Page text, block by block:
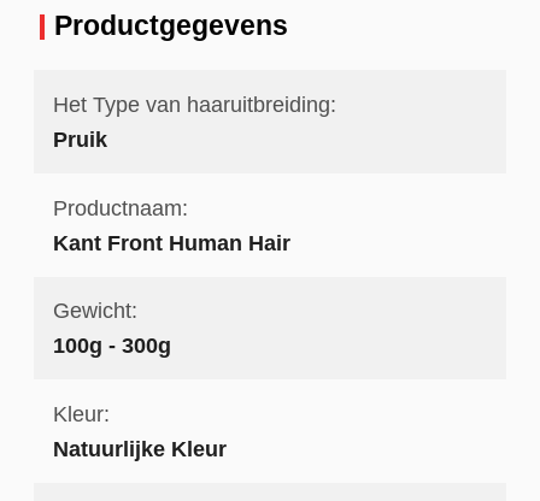
Productgegevens
Het Type van haaruitbreiding:
Pruik
Productnaam:
Kant Front Human Hair
Gewicht:
100g - 300g
Kleur:
Natuurlijke Kleur